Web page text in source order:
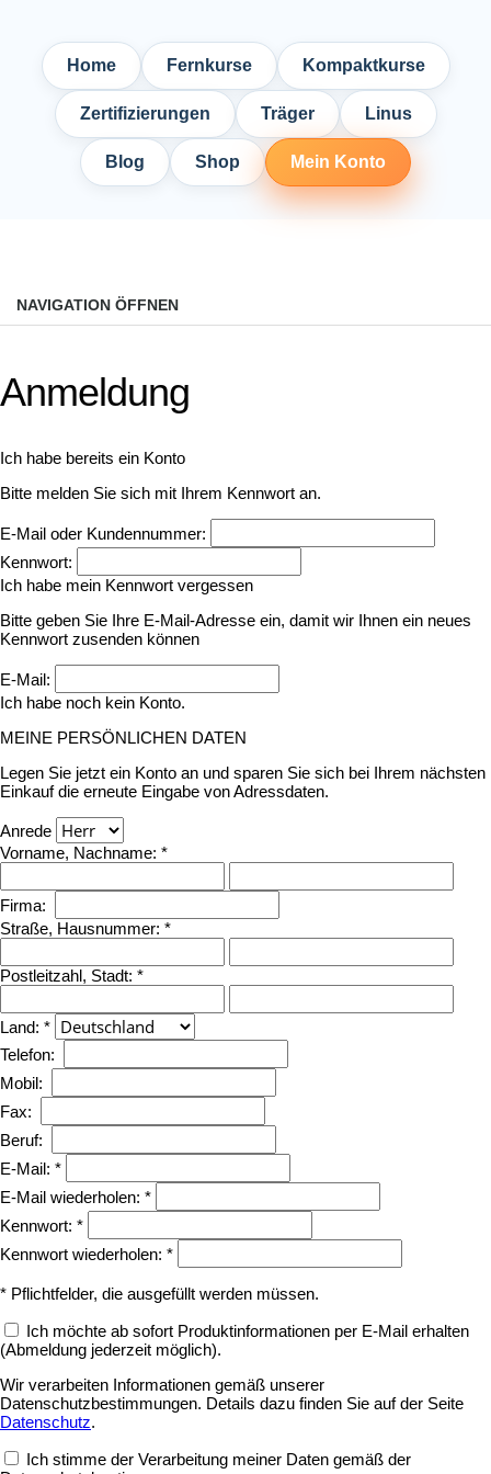
Home Fernkurse Kompaktkurse
Zertifizierungen Träger Linus
Blog Shop Mein Konto
NAVIGATION ÖFFNEN
Anmeldung
Ich habe bereits ein Konto
Bitte melden Sie sich mit Ihrem Kennwort an.
E-Mail oder Kundennummer:
Kennwort:
Ich habe mein Kennwort vergessen
Bitte geben Sie Ihre E-Mail-Adresse ein, damit wir Ihnen ein neues
Kennwort zusenden können
E-Mail:
Ich habe noch kein Konto.
MEINE PERSÖNLICHEN DATEN
Legen Sie jetzt ein Konto an und sparen Sie sich bei Ihrem nächsten
Einkauf die erneute Eingabe von Adressdaten.
Anrede
Vorname, Nachname: *
Firma:
Straße, Hausnummer: *
Postleitzahl, Stadt: *
Land: *
Telefon:
Mobil:
Fax:
Beruf:
E-Mail: *
E-Mail wiederholen: *
Kennwort: *
Kennwort wiederholen: *
* Pflichtfelder, die ausgefüllt werden müssen.
Ich möchte ab sofort Produktinformationen per E-Mail erhalten
(Abmeldung jederzeit möglich).
Wir verarbeiten Informationen gemäß unserer
Datenschutzbestimmungen. Details dazu finden Sie auf der Seite
Datenschutz.
Ich stimme der Verarbeitung meiner Daten gemäß der